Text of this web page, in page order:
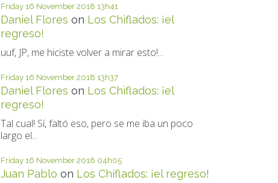
Friday 16 November 2018 13h41
Daniel Flores on Los Chiflados: ¡el
regreso!
uuf, JP, me hiciste volver a mirar esto!...
Friday 16 November 2018 13h37
Daniel Flores on Los Chiflados: ¡el
regreso!
Tal cual! Sí, faltó eso, pero se me iba un poco
largo el...
Friday 16 November 2018 04h05
Juan Pablo on Los Chiflados: ¡el regreso!